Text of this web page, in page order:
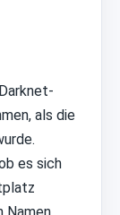
als die
es sich
Namen